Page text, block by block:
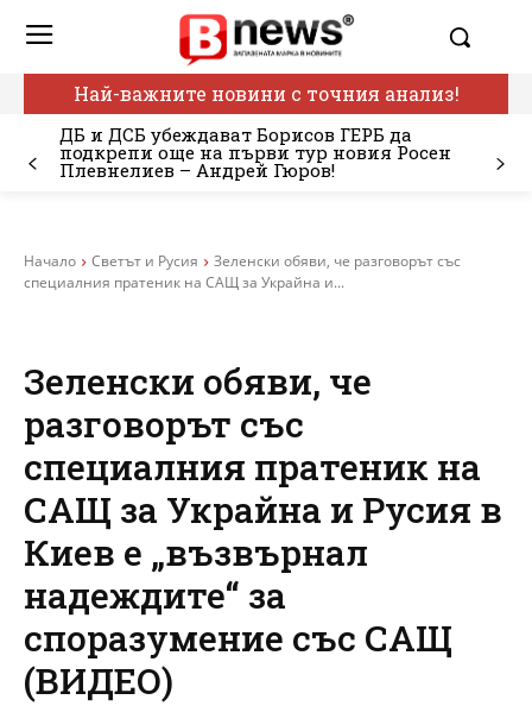
Най-важните новини с точния анализ!
ДБ и ДСБ убеждават Борисов ГЕРБ да
подкрепи още на първи тур новия Росен
Плевнелиев – Андрей Гюров!
Начало Светът и Русия
Зеленски обяви, че разговорът със
специалния пратеник на САЩ за Украйна и...
Зеленски обяви, че
разговорът със
специалния пратеник на
САЩ за Украйна и Русия в
Киев е „възвърнал
надеждите“ за
споразумение със САЩ
(ВИДЕО)